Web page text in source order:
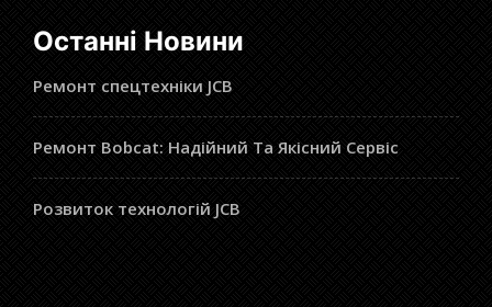
Останні Новини
Ремонт спецтехніки JCB
Ремонт Bobcat: Надійний Та Якісний Сервіс
Розвиток технологій JCB